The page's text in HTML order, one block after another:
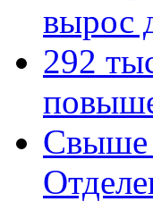
вырос
292
Свыше